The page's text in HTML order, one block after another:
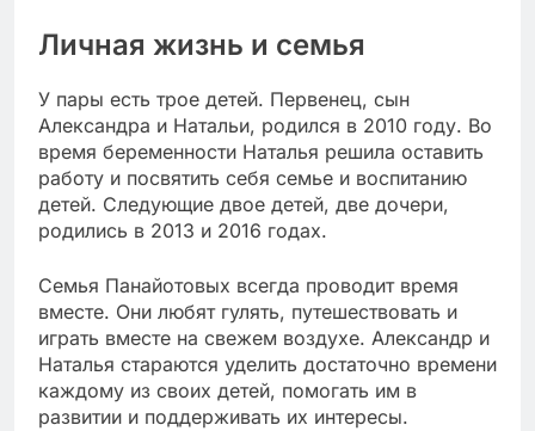
Личная жизнь и семья
У пары есть трое детей. Первенец, сын
Александра и Натальи, родился в 2010 году. Во
время беременности Наталья решила оставить
работу и посвятить себя семье и воспитанию
детей. Следующие двое детей, две дочери,
родились в 2013 и 2016 годах.
Семья Панайотовых всегда проводит время
вместе. Они любят гулять, путешествовать и
играть вместе на свежем воздухе. Александр и
Наталья стараются уделить достаточно времени
каждому из своих детей, помогать им в
развитии и поддерживать их интересы.